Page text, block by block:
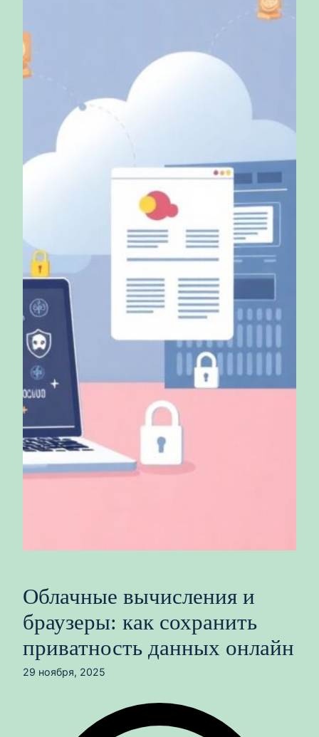
Облачные вычисления и
браузеры: как сохранить
приватность данных онлайн
29 ноября, 2025